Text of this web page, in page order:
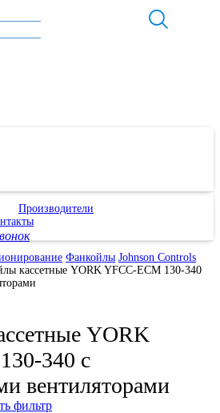
Производители
Фанкойлы Johnson Controls
кассетные YORK YFCC-ECM 130-340
YORK
340 с
вентиляторами
фильтр